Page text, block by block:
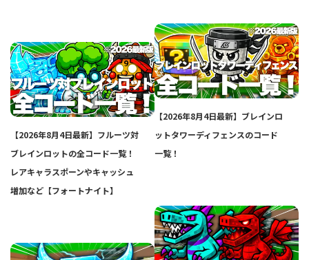
【2026年8月4日最新】フルーツ対
ブレインロットの全コード一覧！
レアキャラスポーンやキャッシュ
増加など【フォートナイト】
【2026年8月4日最新】ブレインロ
ットタワーディフェンスのコード
一覧！